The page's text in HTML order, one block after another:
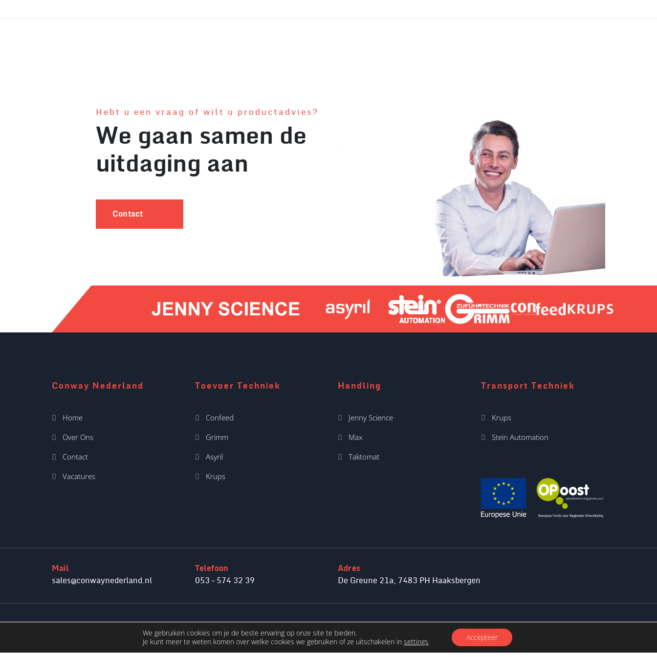
Hebt u een vraag of wilt u productadvies?
We gaan samen de
uitdaging aan
Contact
Conway Nederland
Home
Over Ons
Contact
Vacatures
Toevoer Techniek
Confeed
Grimm
Asyril
Krups
Handling
Jenny Science
Max
Taktomat
Transport Techniek
Krups
Stein Automation
Mail
sales@conwaynederland.nl
Telefoon
053 – 574 32 39
Adres
De Greune 21a, 7483 PH Haaksbergen
© 2026 Conway Nederland
We gebruiken cookies om je de beste ervaring op onze site te bieden.
Je kunt meer te weten komen over welke cookies we gebruiken of ze uitschakelen insettings. Accepteer